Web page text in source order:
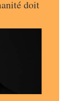
doit